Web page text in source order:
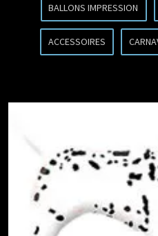
BALLONS IMPRESSION
ACCESSOIRES